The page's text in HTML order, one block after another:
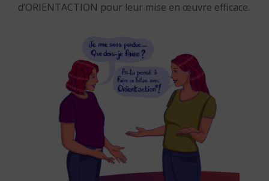
d’ORIENTACTION pour leur mise en œuvre efficace.